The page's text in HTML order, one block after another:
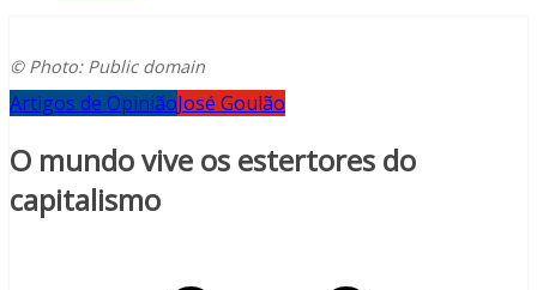
© Photo: Public domain
Artigos de OpiniãoJosé Goulão
O mundo vive os estertores do
capitalismo